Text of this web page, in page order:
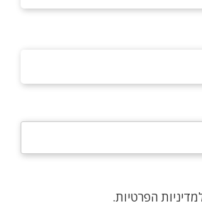
הפרטיות.